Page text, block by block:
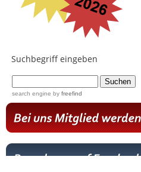
Suchbegriff eingeben
search engine by freefind